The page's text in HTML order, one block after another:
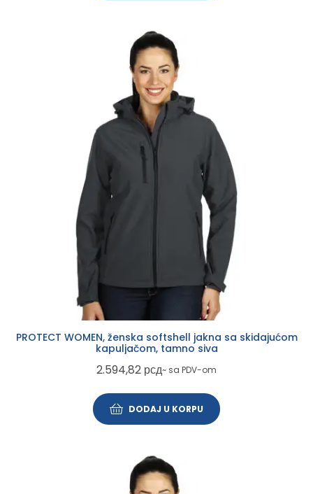
PROTECT WOMEN, ženska softshell jakna sa skidajućom
kapuljačom, tamno siva
2.594,82 рсд~ sa PDV-om
DODAJ U KORPU